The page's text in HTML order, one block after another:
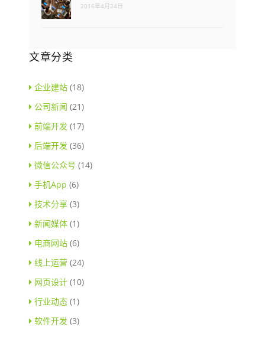
2016年4月24日
文章分类
企业建站 (18)
公司新闻 (21)
前端开发 (17)
后端开发 (36)
微信公众号 (14)
手机App (6)
技术分享 (3)
新闻媒体 (1)
电商网站 (6)
线上运营 (24)
网页设计 (10)
行业动态 (1)
软件开发 (3)